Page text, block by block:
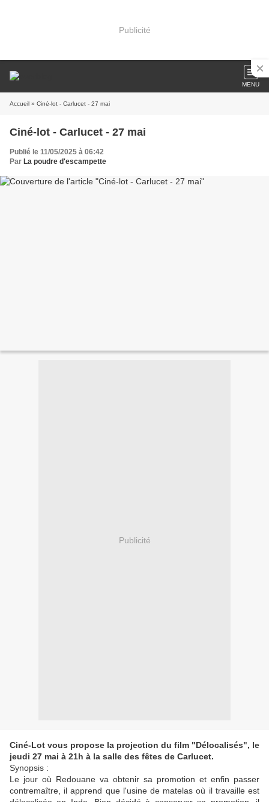
Publicité
MENU
Accueil » Ciné-lot - Carlucet - 27 mai
Ciné-lot - Carlucet - 27 mai
Publié le 11/05/2025 à 06:42
Par La poudre d'escampette
Publicité
Ciné-Lot vous propose la projection du film "Délocalisés", le
jeudi 27 mai à 21h à la salle des fêtes de Carlucet.
Synopsis :
Le jour où Redouane va obtenir sa promotion et enfin passer
contremaître, il apprend que l'usine de matelas où il travaille est